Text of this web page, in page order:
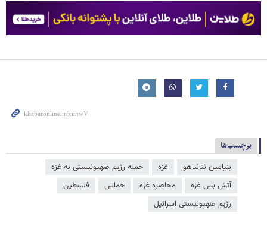
برچسب‌ها
بنیامین نتانیاهو غزه
حمله رژیم صهیونیستی به غزه
آتش بس غزه
محاصره غزه حماس
فلسطین
رژیم صهیونیستی اسرائیل